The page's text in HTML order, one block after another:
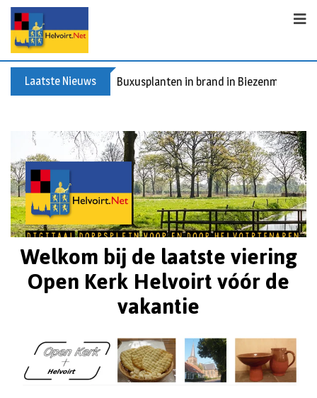
Laatste Nieuws Spreidingswet asielzoekers: hoe zit dat?
Welkom bij de laatste viering
Open Kerk Helvoirt vóór de
vakantie